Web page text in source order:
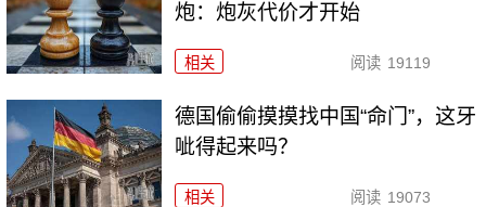
炮：炮灰代价才开始
相关 阅读 19119
德国偷偷摸摸找中国“命门”，这牙
呲得起来吗？
相关 阅读 19073